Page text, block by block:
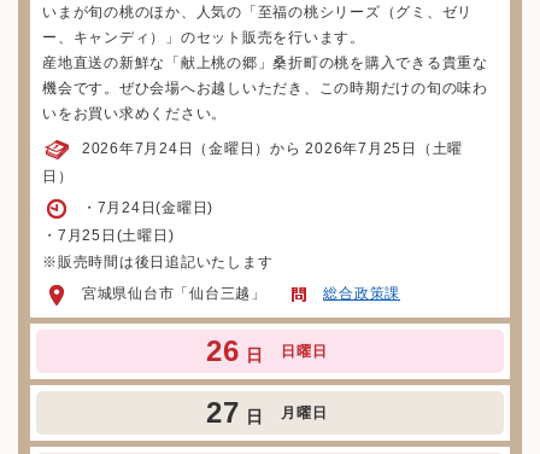
いまが旬の桃のほか、人気の「至福の桃シリーズ（グミ、ゼリ
ー、キャンディ）」のセット販売を行います。
産地直送の新鮮な「献上桃の郷」桑折町の桃を購入できる貴重な
機会です。ぜひ会場へお越しいただき、この時期だけの旬の味わ
いをお買い求めください。
2026年7月24日（金曜日）から 2026年7月25日（土曜
日）
・7月24日(金曜日)
・7月25日(土曜日)
※販売時間は後日追記いたします
宮城県仙台市「仙台三越」
総合政策課
26 日 日曜日
27 日 月曜日